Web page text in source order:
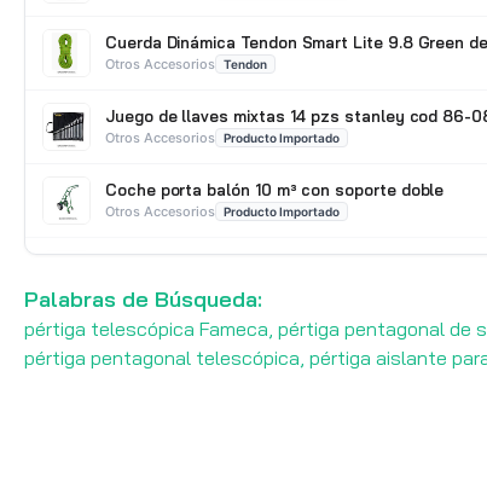
Cuerda Dinámica Tendon Smart Lite 9.8 Green
Otros Accesorios Tendon
Juego de llaves mixtas 14 pzs stanley cod 86-
Otros Accesorios Producto Importado
Coche porta balón 10 m³ con soporte doble
Otros Accesorios Producto Importado
Palabras de Búsqueda:
pértiga telescópica Fameca, pértiga pentagonal de
pértiga pentagonal telescópica, pértiga aislante